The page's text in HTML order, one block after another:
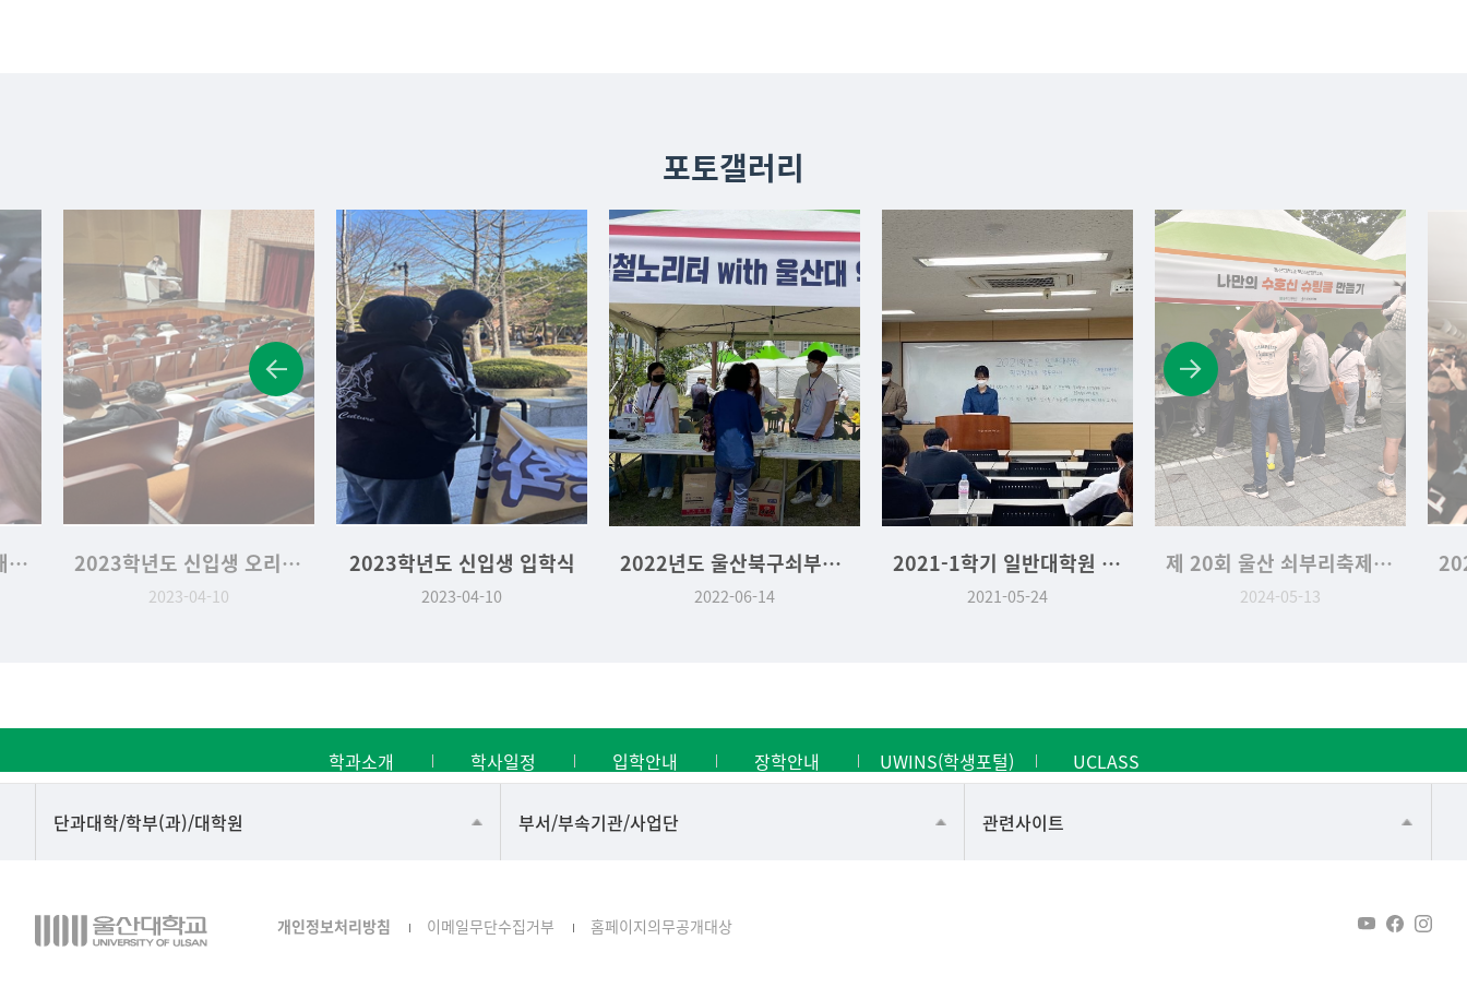
포토갤러리
2023학년도 인문대학 새.신.발 행사 2023학년도 신입생 오리엔테이션
2023-04-10
2023학년도 신입생 입학식
2023-04-10
2022년도 울산북구쇠부리축제 기획운영실습 역사문화학과 부스
2022-06-14
2021-1학기 일반대학원 석사학위청구논문 발표
2021-05-24
제 20회 울산 쇠부리축제 역사문화학과 부스 '나만의 수호신 슈링클 만들기'
2024-05-13
학과소개 학사일정 입학안내 장학안내 UWINS(학생포털) UCLASS
단과대학/학부(과)/대학원
▷일본어·일본학과
부서/부속기관/사업단
교무처교직팀
관련사이트
개인정보처리방침 이메일무단수집거부 홈페이지의무공개대상